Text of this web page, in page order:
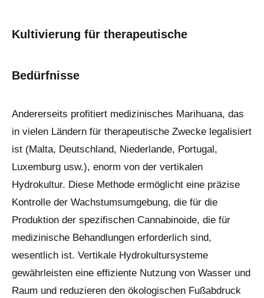
Kultivierung für therapeutische
Bedürfnisse
Andererseits profitiert medizinisches Marihuana, das
in vielen Ländern für therapeutische Zwecke legalisiert
ist (Malta, Deutschland, Niederlande, Portugal,
Luxemburg usw.), enorm von der vertikalen
Hydrokultur. Diese Methode ermöglicht eine präzise
Kontrolle der Wachstumsumgebung, die für die
Produktion der spezifischen Cannabinoide, die für
medizinische Behandlungen erforderlich sind,
wesentlich ist. Vertikale Hydrokultursysteme
gewährleisten eine effiziente Nutzung von Wasser und
Raum und reduzieren den ökologischen Fußabdruck